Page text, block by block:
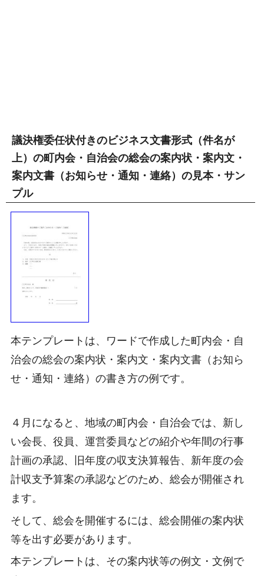
議決権委任状付きのビジネス文書形式（件名が
上）の町内会・自治会の総会の案内状・案内文・
案内文書（お知らせ・通知・連絡）の見本・サン
プル
本テンプレートは、ワードで作成した町内会・自
治会の総会の案内状・案内文・案内文書（お知ら
せ・通知・連絡）の書き方の例です。
４月になると、地域の町内会・自治会では、新し
い会長、役員、運営委員などの紹介や年間の行事
計画の承認、旧年度の収支決算報告、新年度の会
計収支予算案の承認などのため、総会が開催され
ます。
そして、総会を開催するには、総会開催の案内状
等を出す必要があります。
本テンプレートは、その案内状等の例文・文例で